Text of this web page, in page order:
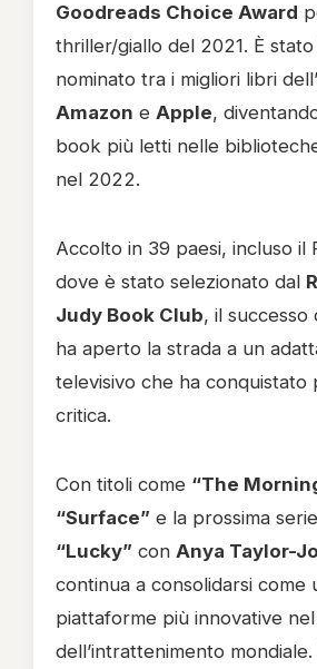
Goodreads Choice Award
thriller/giallo del 2021. È
nominato tra i migliori libri
Amazon e Apple,
book più letti nelle
nel 2022.
Accolto in 39 paesi, incluso il
dove è stato selezionato dal
Judy Book Club, il successo
ha aperto la strada a un
televisivo che ha conquistato
critica.
Con titoli come “The
“Surface” e la prossima
“Lucky” con Anya Taylor-
continua a consolidarsi come
piattaforme più innovative
dell’intrattenimento